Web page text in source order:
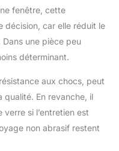
fenêtre, cette
décision, car elle réduit le
une pièce peu
déterminant.
aux chocs, peut
qualité. En revanche, il
si l’entretien est
non abrasif restent